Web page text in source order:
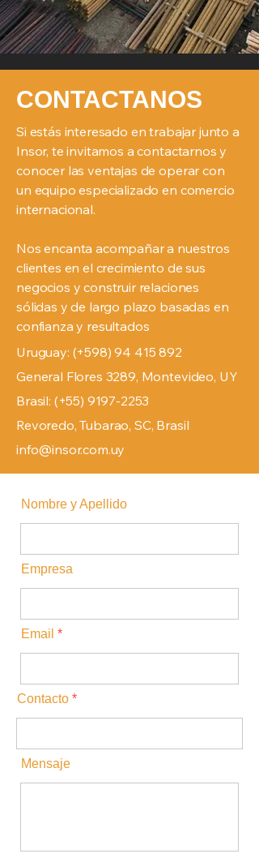
CONTACTANOS
Si estás interesado en trabajar junto a
Insor, te invitamos a contactarnos y
conocer las ventajas de operar con
un equipo especializado en comercio
internacional.
Nos encanta acompañar a nuestros
clientes en el crecimiento de sus
negocios y construir relaciones
sólidas y de largo plazo basadas en
confianza y resultados
Uruguay: (+598)94 415 892
General Flores 3289, Montevideo, UY
Brasil: (+55) 9197-2253
Revoredo, Tubarao, SC, Brasil
info@insor.com.uy
Nombre y Apellido
Empresa
Email
Contacto
Mensaje